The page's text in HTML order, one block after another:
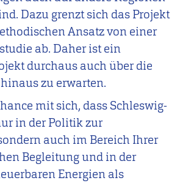
Dazu grenzt sich das Projekt
Ansatz von einer
ab. Daher ist ein
durchaus auch über die
zu erwarten.
mit sich, dass Schleswig-
in der Politik zur
auch im Bereich Ihrer
Begleitung und in der
Energien als